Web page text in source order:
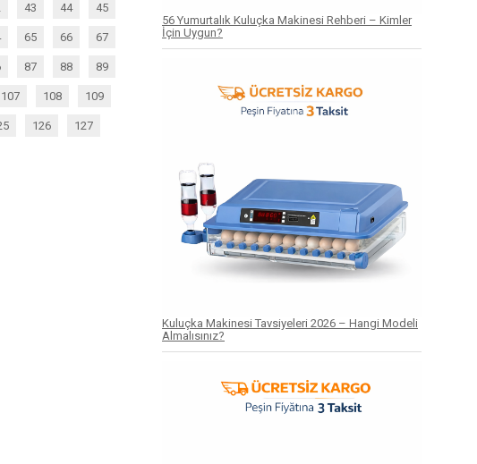
43 44 45
65 66 67
87 88 89
107 108 109
126 127
56 Yumurtalık Kuluçka Makinesi Rehberi – Kimler
İçin Uygun?
Kuluçka Makinesi Tavsiyeleri 2026 – Hangi Modeli
Almalısınız?